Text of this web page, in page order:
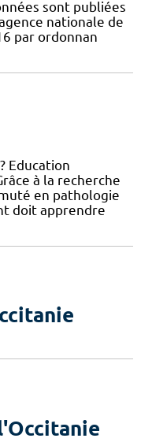
sont publiées
nationale de
par ordonnan
Education
à la recherche
en pathologie
doit apprendre